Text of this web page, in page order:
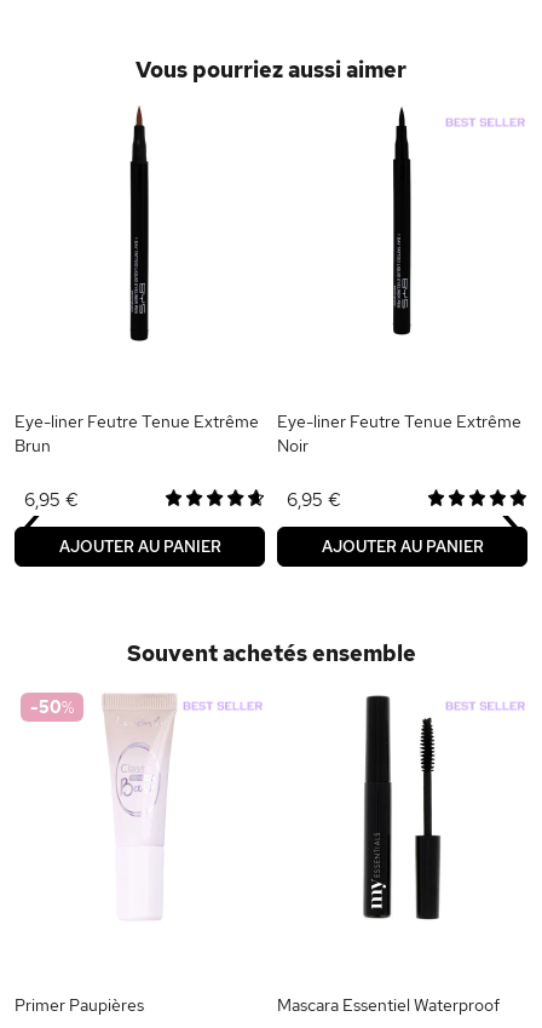
Vous pourriez aussi aimer
Eye-liner Feutre Tenue Extrême
Brun
6,95 €
AJOUTER AU PANIER
Eye-liner Feutre Tenue Extrême
Noir
6,95 €
AJOUTER AU PANIER
‹ ›
Souvent achetés ensemble
-50%
Primer Paupières Mascara Essentiel Waterproof